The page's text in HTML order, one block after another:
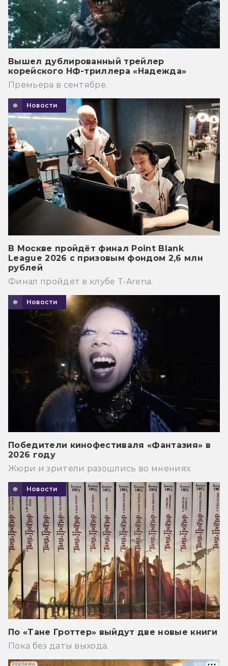
Вышел дублированный трейлер
корейского НФ-триллера «Надежда»
Премьера в сентябре.
Новости
В Москве пройдёт финал Point Blank
League 2026 с призовым фондом 2,6 млн
рублей
Финал пройдёт в клубе T-Arena.
Новости
Победители кинофестиваля «Фантазия» в
2026 году
Жюри и зрители разошлись во мнениях
Новости
По «Тане Гроттер» выйдут две новые книги
Пока без даты выхода.
РЕКЛАМА